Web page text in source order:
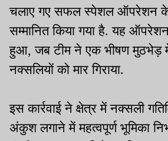
चलाए गए सफल स्पेशल ऑपरेशन
सम्मानित किया गया है. यह
हुआ, जब टीम ने एक भीषण मुठभेड़ में
नक्सलियों को मार गिराया.
इस कार्रवाई ने क्षेत्र में नक्सली
अंकुश लगाने में महत्वपूर्ण भूमिका